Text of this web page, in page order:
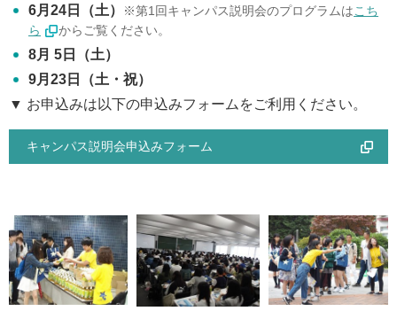
入試イベント
キャンパスライフ
就職・キャリア
ウェブマガジン
学費・奨学金
大学公式サイト
6月24日（土） ※第1回キャンパス説明会のプログラムはこち
ら
からご覧ください。
8月 5日（土）
9月23日（土・祝）
▼ お申込みは以下の申込みフォームをご利用ください。
キャンパス説明会申込みフォーム